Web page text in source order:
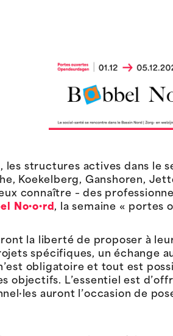
les structures actives dans le
Koekelberg, Ganshoren,
connaître – des
No·o·rd, la semaine « portes
la liberté de proposer à
spécifiques, un échange
obligatoire et tout est
objectifs. L’essentiel est
auront l’occasion de